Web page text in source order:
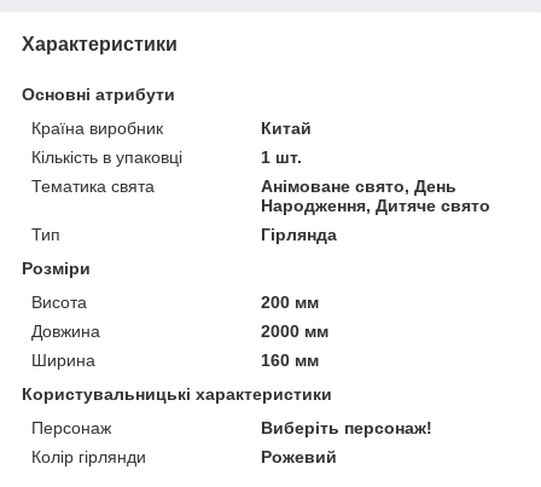
Характеристики
Основні атрибути
Країна виробник
Китай
Кількість в упаковці
1 шт.
Тематика свята
Анімоване свято, День
Народження, Дитяче свято
Тип
Гірлянда
Розміри
Висота
200 мм
Довжина
2000 мм
Ширина
160 мм
Користувальницькі характеристики
Персонаж
Виберіть персонаж!
Колір гірлянди
Рожевий